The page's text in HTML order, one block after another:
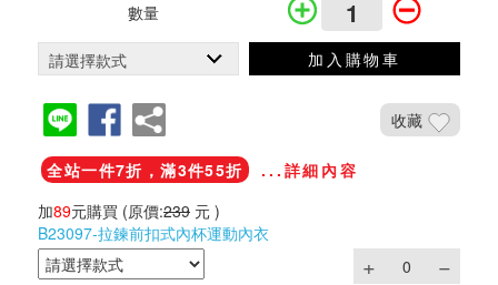
數量
加入購物車
收藏
全站一件7折，滿3件55折
...詳細內容
加89元購買 (原價:239 元 )
B23097-拉鍊前扣式內杯運動內衣